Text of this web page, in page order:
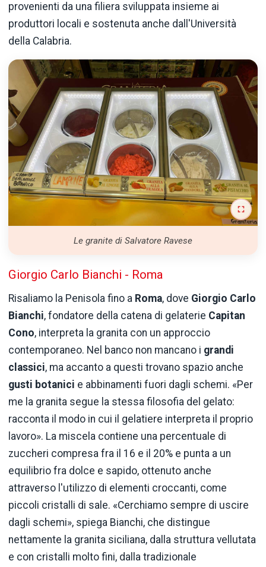
provenienti da una filiera sviluppata insieme ai
produttori locali e sostenuta anche dall'Università
della Calabria.
Le granite di Salvatore Ravese
Giorgio Carlo Bianchi - Roma
Risaliamo la Penisola fino a Roma, dove Giorgio Carlo
Bianchi, fondatore della catena di gelaterie Capitan
Cono, interpreta la granita con un approccio
contemporaneo. Nel banco non mancano i grandi
classici, ma accanto a questi trovano spazio anche
gusti botanici e abbinamenti fuori dagli schemi. «Per
me la granita segue la stessa filosofia del gelato:
racconta il modo in cui il gelatiere interpreta il proprio
lavoro». La miscela contiene una percentuale di
zuccheri compresa fra il 16 e il 20% e punta a un
equilibrio fra dolce e sapido, ottenuto anche
attraverso l'utilizzo di elementi croccanti, come
piccoli cristalli di sale. «Cerchiamo sempre di uscire
dagli schemi», spiega Bianchi, che distingue
nettamente la granita siciliana, dalla struttura vellutata
e con cristalli molto fini, dalla tradizionale